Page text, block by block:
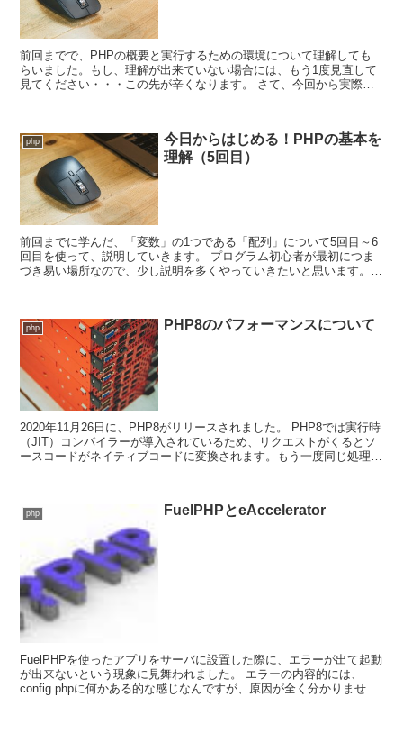
前回までで、PHPの概要と実行するための環境について理解しても
らいました。もし、理解が出来ていない場合には、もう1度見直して
見てください・・・この先が辛くなります。 さて、今回から実際に
php
今日からはじめる！PHPの基本を
理解（5回目）
前回までに学んだ、「変数」の1つである「配列」について5回目～6
回目を使って、説明していきます。 プログラム初心者が最初につま
づき易い場所なので、少し説明を多くやっていきたいと思います。
php PHP8のパフォーマンスについて
2020年11月26日に、PHP8がリリースされました。 PHP8では実行時
（JIT）コンパイラーが導入されているため、リクエストがくるとソ
ースコードがネイティブコードに変換されます。もう一度同じ処理が
php FuelPHPとeAccelerator
FuelPHPを使ったアプリをサーバに設置した際に、エラーが出て起動
が出来ないという現象に見舞われました。 エラーの内容的には、
config.phpに何かある的な感じなんですが、原因が全く分かりませ